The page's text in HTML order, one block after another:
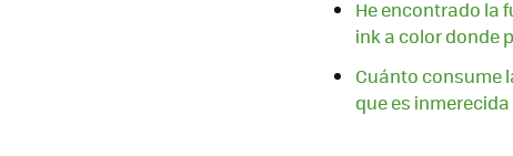
He encontrado la
ink a color donde
Cuánto consume
que es inmerecida